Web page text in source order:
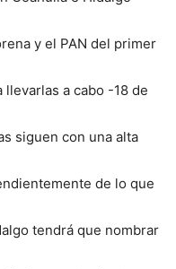
y el PAN del primer
a cabo -18 de
siguen con una alta
de lo que
tendrá que nombrar